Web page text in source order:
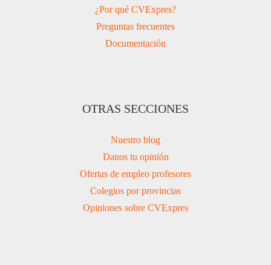
¿Por qué CVExpres?
Preguntas frecuentes
Documentación
OTRAS SECCIONES
Nuestro blog
Danos tu opinión
Ofertas de empleo profesores
Colegios por provincias
Opiniones sobre CVExpres